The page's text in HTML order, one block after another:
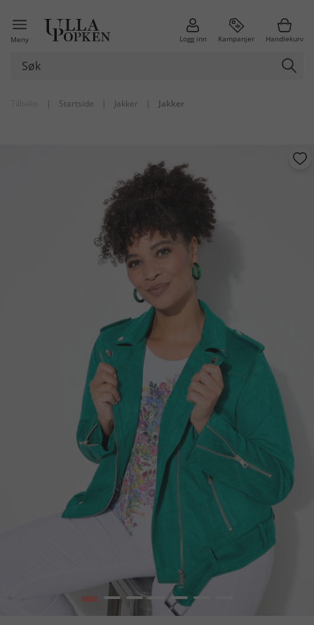
Meny Logg inn Kampanjer Handlekurv
| Startside | Jakker | Jakker
2 3 5